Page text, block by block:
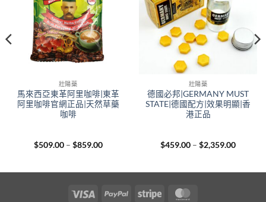
壯陽藥
馬來西亞東革阿里咖啡|東革
阿里咖啡官網正品|天然草藥
咖啡
$509.00 – $859.00Price
$859.00
壯陽藥
德國必邦|GERMANY MUST
STATE|德國配方|效果明顯|香
港正品
$459.00 – $2,359.00Price
Visa PayPal Stripe